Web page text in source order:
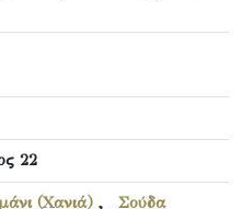
22
(Χανιά) , Σούδα